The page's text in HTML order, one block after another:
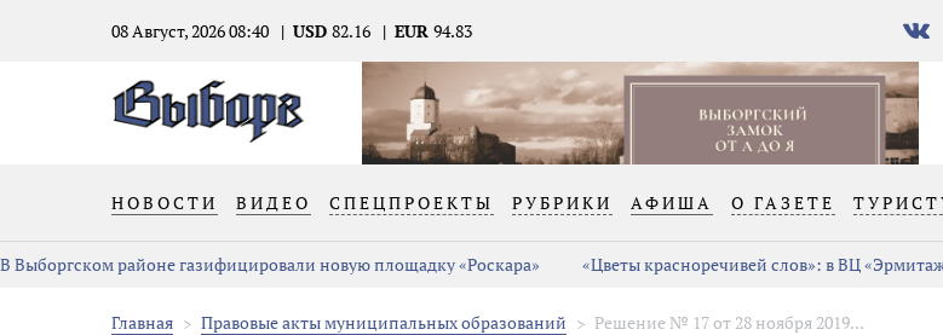
08 Август, 2026 08:40 USD 82.16 EUR 94.83
В
НОВОСТИ ВИДЕО СПЕЦПРОЕКТЫ РУБРИКИ АФИША О ГАЗЕТЕ
В Выборгском районе газифицировали новую площадку «Роскара» «Цветы красноречивей слов»: в ВЦ
Главная Правовые акты муниципальных образований Решение № 17 от 28 ноября 2019...